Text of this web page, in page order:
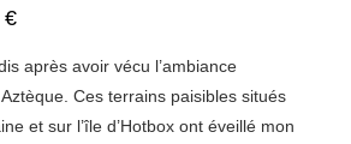
€
après avoir vécu l’ambiance
Ces terrains paisibles situés
et sur l’île d’Hotbox ont éveillé mon